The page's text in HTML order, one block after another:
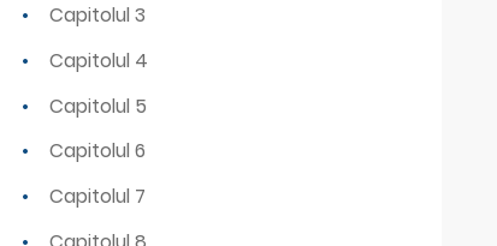
Capitolul 3
Capitolul 4
Capitolul 5
Capitolul 6
Capitolul 7